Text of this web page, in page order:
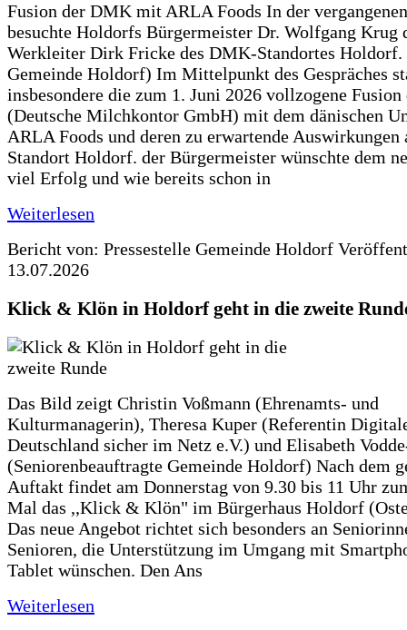
Fusion der DMK mit ARLA Foods In der
besuchte Holdorfs Bürgermeister Dr. Wolfgang Krug
Werkleiter Dirk Fricke des DMK-Standortes Holdorf.
Gemeinde Holdorf) Im Mittelpunkt des Gespräches
insbesondere die zum 1. Juni 2026 vollzogene
(Deutsche Milchkontor GmbH) mit dem dänischen
ARLA Foods und deren zu erwartende Auswirkungen
Standort Holdorf. der Bürgermeister wünschte dem
viel Erfolg und wie bereits schon in
Weiterlesen
Bericht von: Pressestelle Gemeinde Holdorf
13.07.2026
Klick & Klön in Holdorf geht in die zweite
Das Bild zeigt Christin Voßmann (Ehrenamts- und
Kulturmanagerin), Theresa Kuper (Referentin
Deutschland sicher im Netz e.V.) und Elisabeth
(Seniorenbeauftragte Gemeinde Holdorf) Nach dem
Auftakt findet am Donnerstag von 9.30 bis 11 Uhr
Mal das ,,Klick & Klön" im Bürgerhaus Holdorf
Das neue Angebot richtet sich besonders an
Senioren, die Unterstützung im Umgang mit
Tablet wünschen. Den Ans
Weiterlesen